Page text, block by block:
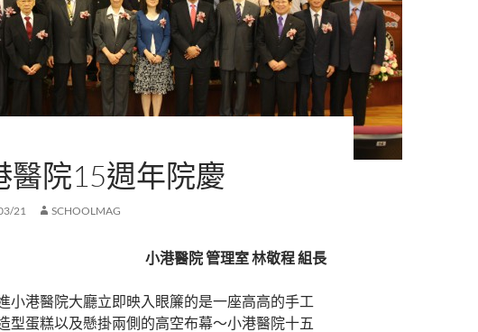
醫院15週年院慶
21 SCHOOLMAG
小港醫院 管理室 林敬程 組長
小港醫院大廳立即映入眼簾的是一座高高的手工
型蛋糕以及懸掛兩側的高空布幕～小港醫院十五